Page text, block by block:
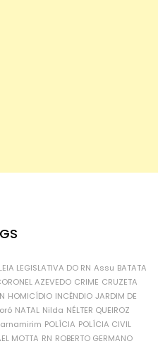
LEGISLATIVA DO RN Assu BATATA
AZEVEDO CRIME CRUZETA
HOMICÍDIO INCÊNDIO JARDIM DE
NATAL Nilda NÉLTER QUEIROZ
POLÍCIA POLÍCIA CIVIL
MOTTA RN ROBERTO GERMANO